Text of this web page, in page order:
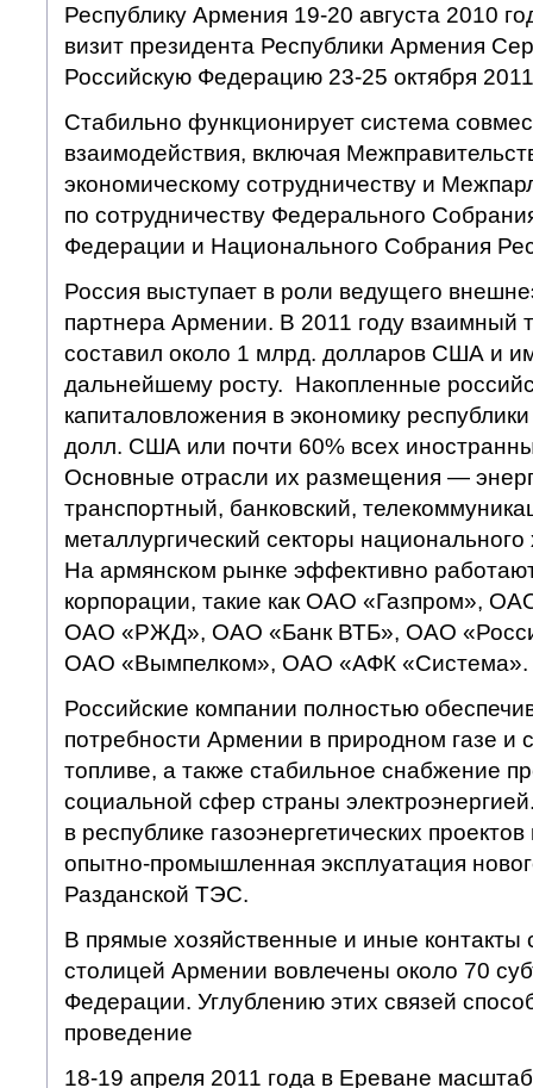
Республику Армения 19-20 августа 2010
визит президента Республики Армения
Российскую Федерацию 23-25 октября
Стабильно функционирует система
взаимодействия, включая
экономическому сотрудничеству и
по сотрудничеству Федерального
Федерации и Национального Собрания
Россия выступает в роли ведущего
партнера Армении. В 2011 году взаимный
составил около 1 млрд. долларов США и
дальнейшему росту. Накопленные
капиталовложения в экономику
долл. США или почти 60% всех
Основные отрасли их размещения —
транспортный, банковский,
металлургический секторы
На армянском рынке эффективно
корпорации, такие как ОАО «Газпром»,
ОАО «РЖД», ОАО «Банк ВТБ», ОАО
ОАО «Вымпелком», ОАО «АФК «Система».
Российские компании полностью
потребности Армении в природном газе и
топливе, а также стабильное снабжение
социальной сфер страны
в республике газоэнергетических
опытно-промышленная эксплуатация
Разданской ТЭС.
В прямые хозяйственные и иные контакты
столицей Армении вовлечены около 70
Федерации. Углублению этих связей
проведение
18-19 апреля 2011 года в Ереване